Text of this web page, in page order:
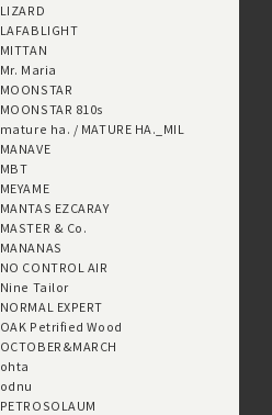
LIZARD
LAFABLIGHT
MITTAN
Mr. Maria
MOONSTAR
MOONSTAR 810s
mature ha. / MATURE HA._MIL
MANAVE
MBT
MEYAME
MANTAS EZCARAY
MASTER & Co.
MANANAS
NO CONTROL AIR
Nine Tailor
NORMAL EXPERT
OAK Petrified Wood
OCTOBER&MARCH
ohta
odnu
PETROSOLAUM